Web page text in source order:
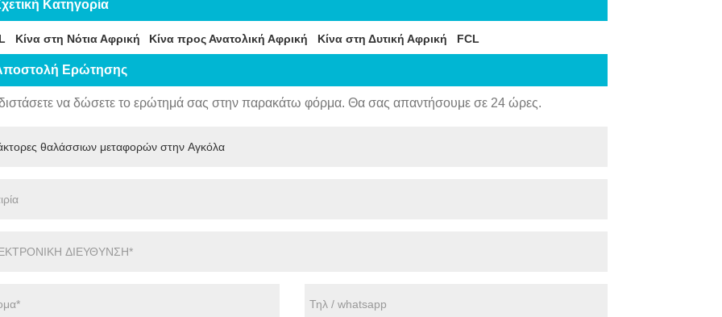
Κατηγορία
Κίνα στη Νότια Αφρική Κίνα προς Ανατολική Αφρική Κίνα στη Δυτική Αφρική FCL
Ερώτησης
να δώσετε το ερώτημά σας στην παρακάτω φόρμα. Θα σας απαντήσουμε σε 24 ώρες.